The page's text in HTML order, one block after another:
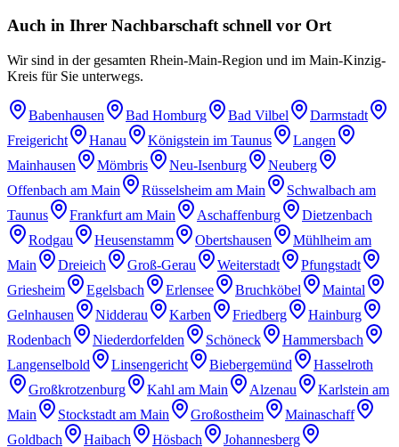
Auch in Ihrer Nachbarschaft schnell vor Ort
Wir sind in der gesamten Rhein-Main-Region und im Main-Kinzig-
Kreis für Sie unterwegs.
Babenhausen Bad Homburg Bad Vilbel
Darmstadt
Freigericht
Hanau Königstein im Taunus
Langen
Mainhausen
Mömbris Neu-Isenburg
Neuberg
Offenbach am Main
Rüsselsheim am Main
Schwalbach am
Taunus
Frankfurt am Main Aschaffenburg
Dietzenbach
Rodgau
Heusenstamm Obertshausen
Mühlheim am
Main
Dreieich Groß-Gerau Weiterstadt
Pfungstadt
Griesheim
Egelsbach Erlensee Bruchköbel
Maintal
Gelnhausen
Nidderau Karben Friedberg
Hainburg
Rodenbach
Niederdorfelden Schöneck
Hammersbach
Langenselbold
Linsengericht Biebergemünd
Hasselroth
Großkrotzenburg
Kahl am Main Alzenau
Karlstein am
Main
Stockstadt am Main Großostheim
Mainaschaff
Goldbach
Haibach Hösbach Johannesberg